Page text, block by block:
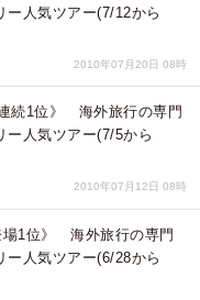
人気ツアー(7/12から
2010年07月20日 08時
続1位》 海外旅行の専門
人気ツアー(7/5から
2010年07月12日 08時
場1位》 海外旅行の専門
人気ツアー(6/28から